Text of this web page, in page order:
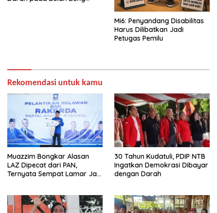
Mi6: Penyandang Disabilitas
Harus Dilibatkan Jadi
Petugas Pemilu
Rekomendasi untuk kamu
Muazzim Bongkar Alasan
LAZ Dipecat dari PAN,
Ternyata Sempat Lamar Jadi
30 Tahun Kudatuli, PDIP NTB
Ingatkan Demokrasi Dibayar
dengan Darah